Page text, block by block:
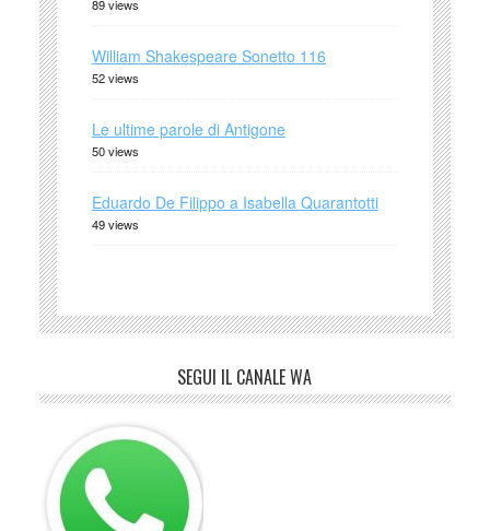
89 views
William Shakespeare Sonetto 116
52 views
Le ultime parole di Antigone
50 views
Eduardo De Filippo a Isabella Quarantotti
49 views
SEGUI IL CANALE WA